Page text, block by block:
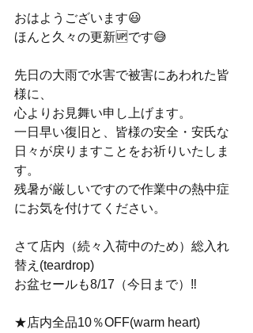
おはようございます😃
ほんと久々の更新🆙です😅
先日の大雨で水害で被害にあわれた皆
様に、
心よりお見舞い申し上げます。
一日早い復旧と、皆様の安全・安氏な
日々が戻りますことをお祈りいたしま
す。
残暑が厳しいですので作業中の熱中症
にお気を付けてください。
さて店内（続々入荷中のため）総入れ
替え(teardrop)
お盆セールも8/17（今日まで）‼️
★店内全品10％OFF(warm heart)